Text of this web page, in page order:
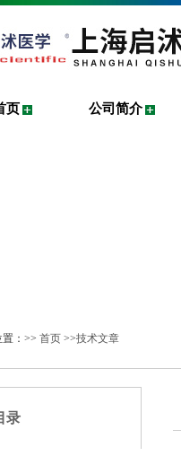
页 公司简介
：>> 首页 >>技术文章
录